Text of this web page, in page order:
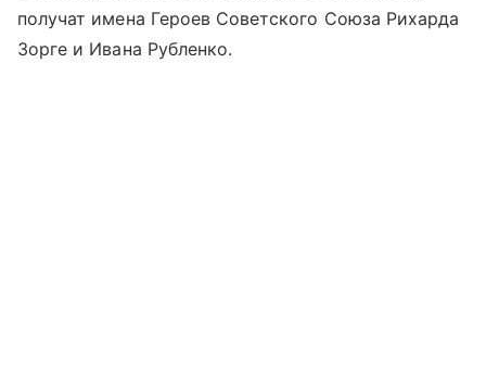
получат имена Героев Советского Союза Рихарда
Зорге и Ивана Рубленко.